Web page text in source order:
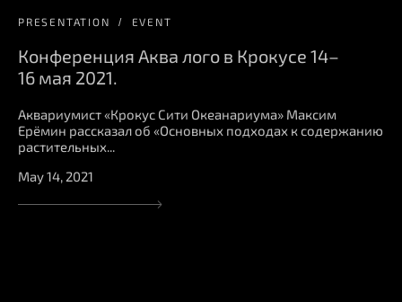
PRESENTATION EVENT
Конференция Аква лого в Крокусе 14–
16 мая 2021.
Аквариумист «Крокус Сити Океанариума» Максим
Ерёмин рассказал об «Основных подходах к содержанию
растительных...
May 14, 2021